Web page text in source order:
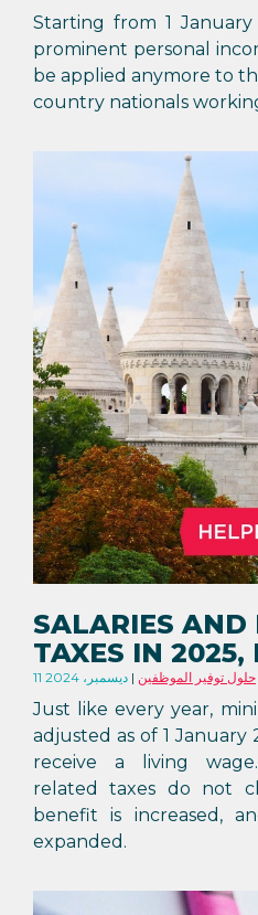
Starting from 1
prominent personal
be applied anymore to
country nationals
SALARIES AND
TAXES IN 2025,
11 ديسمبر، 2024 حلول توفير الموظفين
Just like every year,
adjusted as of 1 January
receive a living
related taxes do not
benefit is increased,
expanded.